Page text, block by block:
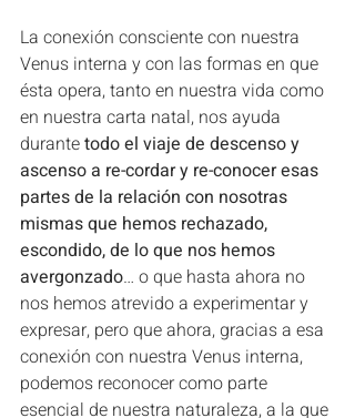
La conexión consciente con nuestra
Venus interna y con las formas en que
ésta opera, tanto en nuestra vida como
en nuestra carta natal, nos ayuda
durante todo el viaje de descenso y
ascenso a re-cordar y re-conocer esas
partes de la relación con nosotras
mismas que hemos rechazado,
escondido, de lo que nos hemos
avergonzado… o que hasta ahora no
nos hemos atrevido a experimentar y
expresar, pero que ahora, gracias a esa
conexión con nuestra Venus interna,
podemos reconocer como parte
esencial de nuestra naturaleza, a la que